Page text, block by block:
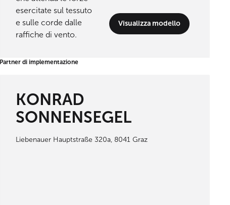
Visualizza modello
Partner di implementazione
KONRAD
SONNENSEGEL
Liebenauer Hauptstraße 320a, 8041 Graz